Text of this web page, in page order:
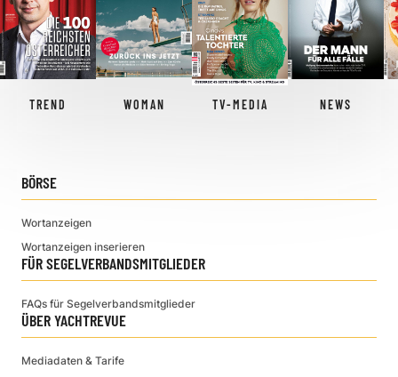
TREND WOMAN TV-MEDIA NEWS
BÖRSE
Wortanzeigen
Wortanzeigen inserieren
FÜR SEGELVERBANDSMITGLIEDER
FAQs für Segelverbandsmitglieder
ÜBER YACHTREVUE
Mediadaten & Tarife